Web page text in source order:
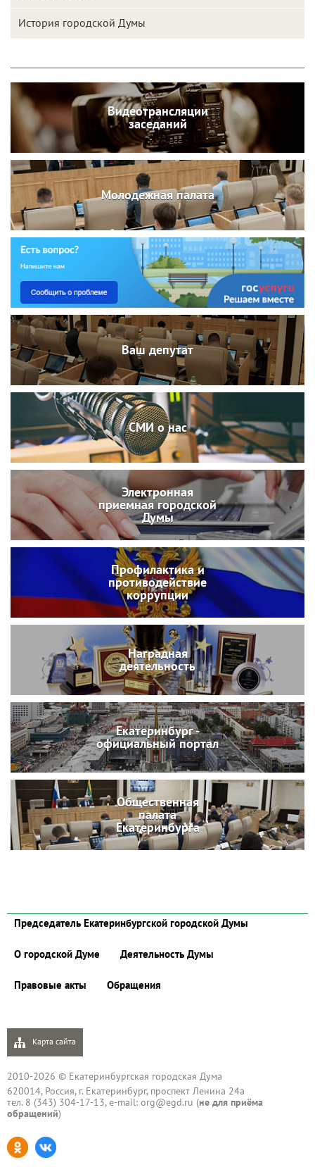
История городской Думы
Видеотрансляции
заседаний
Молодежная палата
Ваш депутат
СМИ о нас
Электронная
приемная городской
Думы
Профилактика и
противодействие
коррупции
Наградная
деятельность
Екатеринбург -
официальный портал
Общественная
палата
Екатеринбурга
Председатель Екатеринбургской городской Думы
О городской Думе Деятельность Думы
Правовые акты Обращения
Карта сайта
2010-2026 © Екатеринбургская городская Дума
620014, Россия, г. Екатеринбург, проспект Ленина 24а
тел. 8 (343) 304-17-13, e-mail: org@egd.ru (не для приёма
обращений)